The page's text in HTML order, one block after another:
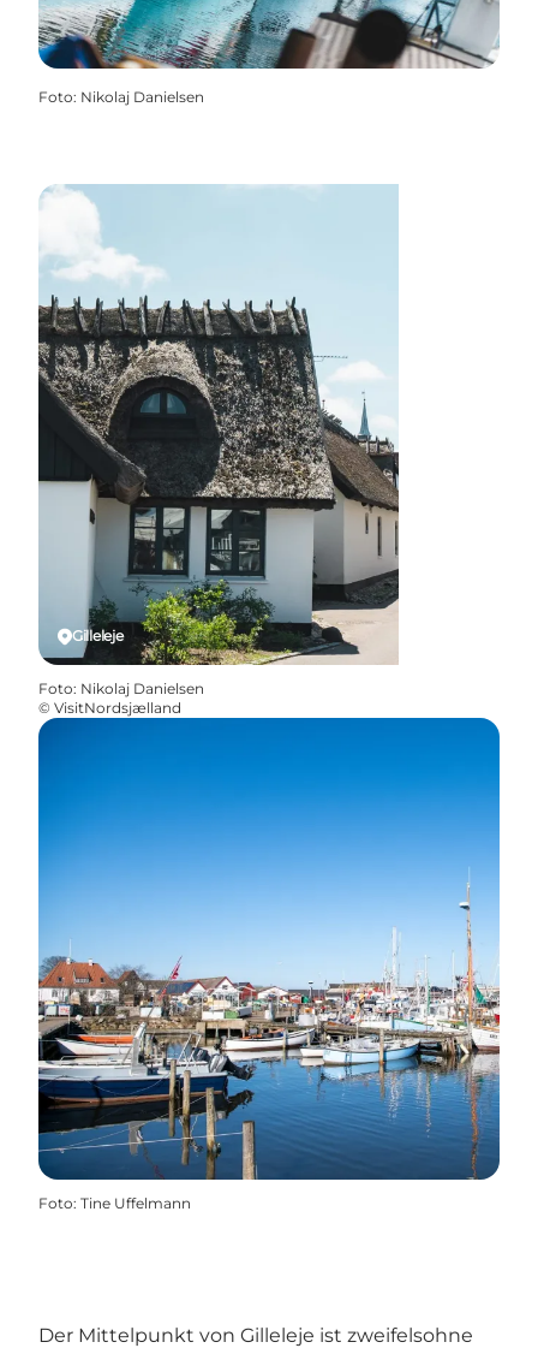
Foto: Nikolaj Danielsen
Gilleleje
Foto: Nikolaj Danielsen
© VisitNordsjælland
Foto: Tine Uffelmann
Der Mittelpunkt von Gilleleje ist zweifelsohne